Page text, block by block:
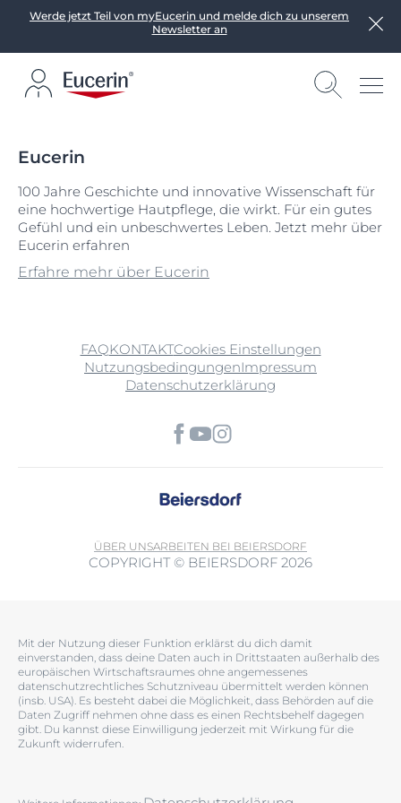
Werde jetzt Teil von myEucerin und melde dich zu unserem
Newsletter an
Eucerin
100 Jahre Geschichte und innovative Wissenschaft für
eine hochwertige Hautpflege, die wirkt. Für ein gutes
Gefühl und ein unbeschwertes Leben. Jetzt mehr über
Eucerin erfahren
Erfahre mehr über Eucerin
FAQKONTAKTCookies Einstellungen
NutzungsbedingungenImpressum
Datenschutzerklärung
ÜBER UNSARBEITEN BEI BEIERSDORF
COPYRIGHT © BEIERSDORF 2026
Mit der Nutzung dieser Funktion erklärst du dich damit
einverstanden, dass deine Daten auch in Drittstaaten außerhalb des
europäischen Wirtschaftsraumes ohne angemessenes
datenschutzrechtliches Schutzniveau übermittelt werden können
(insb. USA). Es besteht dabei die Möglichkeit, dass Behörden auf die
Daten Zugriff nehmen ohne dass es einen Rechtsbehelf dagegen
gibt. Du kannst diese Einwilligung jederzeit mit Wirkung für die
Zukunft widerrufen.